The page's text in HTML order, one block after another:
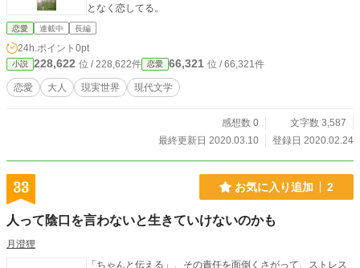
となく恋してる。
恋愛 連載中 長編
24h.ポイント 0pt
小説 228,622 位 / 228,622件 恋愛 66,321 位 / 66,321件
恋愛 大人 現実世界 現代文学
感想数 0
文字数 3,587
最終更新日 2020.03.10
登録日 2020.02.24
33 お気に入り追加 2
人って陰口を言わないと生きていけないのかも
月澄狸
「ちゃんと伝える」、その責任を面倒くさがって、ストレス